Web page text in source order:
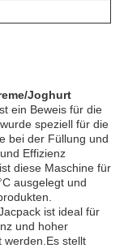
Joghurt
ein Beweis für die
speziell für die
bei der Füllung und
Effizienz
diese Maschine für
ausgelegt und
ist ideal für
und hoher
werden.Es stellt